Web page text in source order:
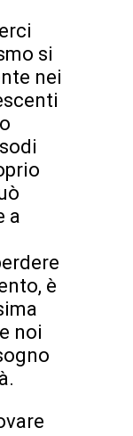
si
nei
a
è
noi